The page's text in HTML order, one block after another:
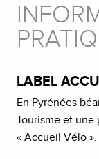
LABEL
En Pyrénées
Tourisme et une
« Accueil Vélo ».